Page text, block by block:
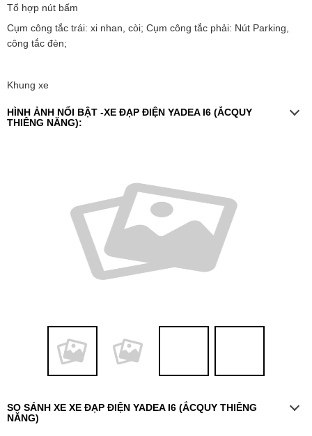
Tổ hợp nút bấm
Cụm công tắc trái: xi nhan, còi; Cụm công tắc phải: Nút Parking,
công tắc đèn;
Khung xe
HÌNH ẢNH NỔI BẬT -XE ĐẠP ĐIỆN YADEA I6 (ẮCQUY
THIÊNG NĂNG):
SO SÁNH XE XE ĐẠP ĐIỆN YADEA I6 (ẮCQUY THIÊNG
NĂNG)